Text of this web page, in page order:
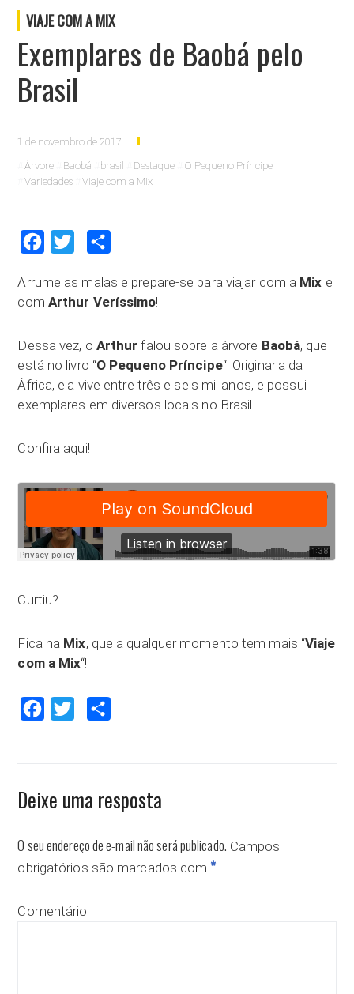
VIAJE COM A MIX
Exemplares de Baobá pelo
Brasil
1 de novembro de 2017
Árvore
Baobá brasil Destaque
O Pequeno Príncipe
Variedades
Viaje com a Mix
Facebook Twitter
Arrume as malas e prepare-se para viajar com a Mix e
com Arthur Veríssimo!
Dessa vez, o Arthur falou sobre a árvore Baobá, que
está no livro “O Pequeno Príncipe“. Originaria da
África, ela vive entre três e seis mil anos, e possui
exemplares em diversos locais no Brasil.
Confira aqui!
Curtiu?
Fica na Mix, que a qualquer momento tem mais “Viaje
com a Mix“!
Facebook Twitter
Deixe uma resposta
O seu endereço de e-mail não será publicado. Campos
obrigatórios são marcados com *
Comentário